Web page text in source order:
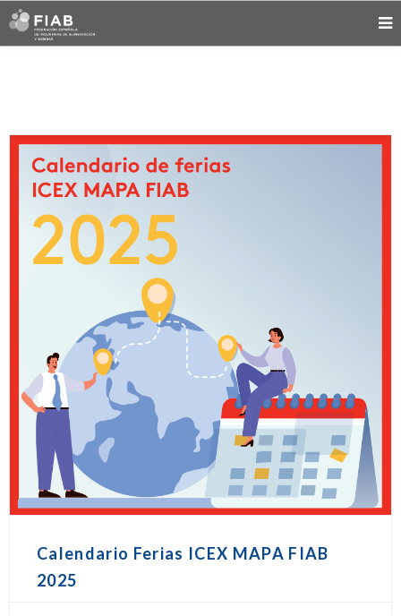
Calendario Ferias ICEX MAPA FIAB
2025